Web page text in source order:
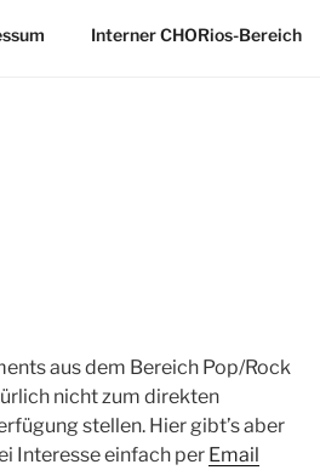
Interner CHORios-Bereich
aus dem Bereich Pop/Rock
nicht zum direkten
stellen. Hier gibt’s aber
Interesse einfach per Email